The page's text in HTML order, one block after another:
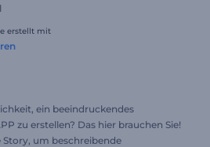
erstellt mit
ein beeindruckendes
zu erstellen? Das hier brauchen Sie!
Story, um beschreibende